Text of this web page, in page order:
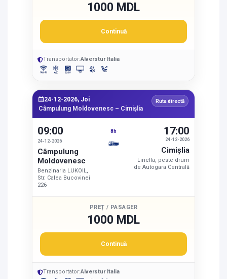
1000 MDL
Continuă
Transportator:Alverstur Italia
24-12-2026, Joi
Câmpulung Moldovenesc – Cimişlia
Ruta directă
09:00
24-12-2026
Câmpulung
Moldovenesc
Benzinaria LUKOIL,
Str. Calea Bucovinei
226
8h
24-12-2026
17:00
Cimişlia
Linella, peste drum
de Autogara Centrală
PREȚ / PASAGER
1000 MDL
Continuă
Transportator:Alverstur Italia